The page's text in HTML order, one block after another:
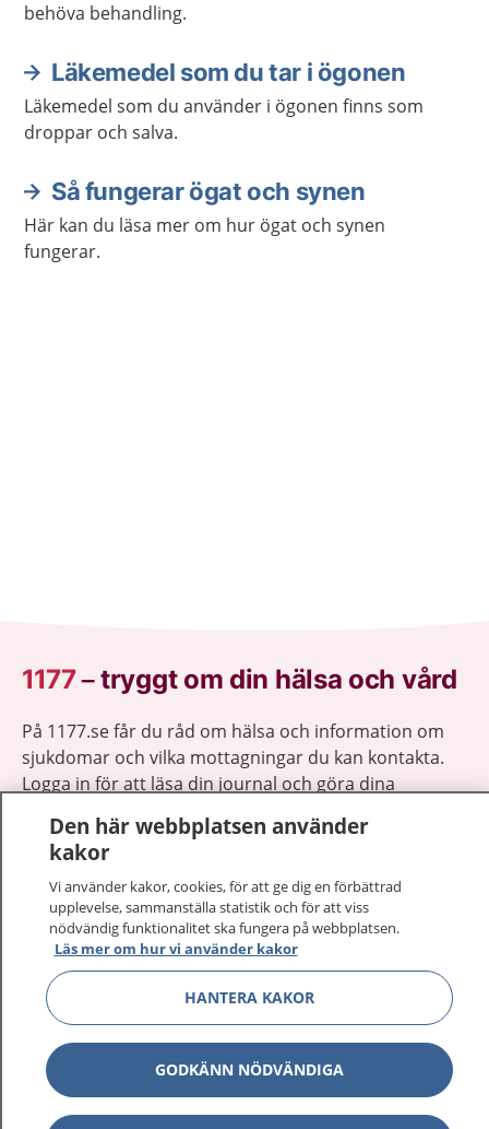
behöva behandling.
Läkemedel som du tar i ögonen
Läkemedel som du använder i ögonen finns som
droppar och salva.
Så fungerar ögat och synen
Här kan du läsa mer om hur ögat och synen
fungerar.
1177–tryggt om din hälsa och vård
På 1177.se får du råd om hälsa och information om
sjukdomar och vilka mottagningar du kan kontakta.
Logga in för att läsa din journal och göra dina
sjukvårdsrådgivning dygnet runt.
1177 ger dig råd när du vill må bättre.
1177 på flera språk Visa
Om 1177 Visa
Visa
Den här webbplatsen använder
kakor
Vi använder kakor, cookies, för att ge dig en förbättrad
upplevelse, sammanställa statistik och för att viss
nödvändig funktionalitet ska fungera på webbplatsen.
Läs mer om hur vi använder kakor
HANTERA KAKOR
GODKÄNN NÖDVÄNDIGA